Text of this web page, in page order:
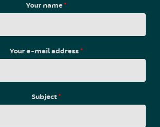
Your name*
Your e-mail address*
Subject*